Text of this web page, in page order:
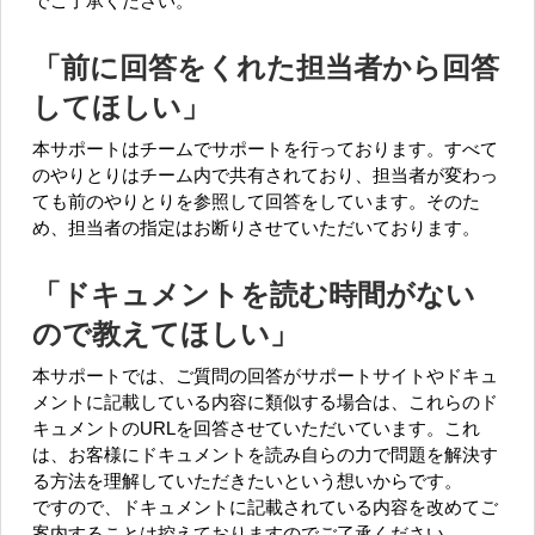
「前に回答をくれた担当者から回答
してほしい」
本サポートはチームでサポートを行っております。すべて
のやりとりはチーム内で共有されており、担当者が変わっ
ても前のやりとりを参照して回答をしています。そのた
め、担当者の指定はお断りさせていただいております。
「ドキュメントを読む時間がない
ので教えてほしい」
本サポートでは、ご質問の回答がサポートサイトやドキュ
メントに記載している内容に類似する場合は、これらのド
キュメントのURLを回答させていただいています。これ
は、お客様にドキュメントを読み自らの力で問題を解決す
る方法を理解していただきたいという想いからです。
ですので、ドキュメントに記載されている内容を改めてご